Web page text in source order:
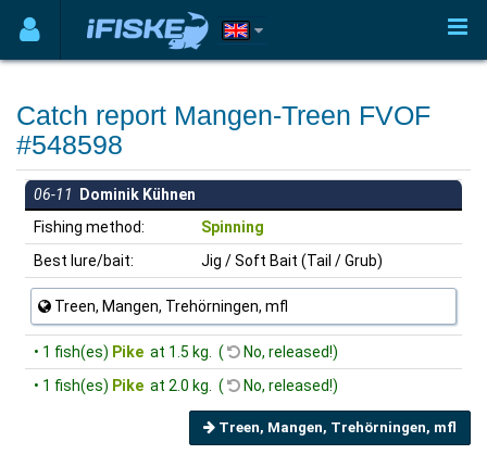
Catch report Mangen-Treen FVOF
#548598
06-11
Dominik Kühnen
Fishing method:
Spinning
Best lure/bait:
Jig / Soft Bait (Tail / Grub)
Treen, Mangen, Trehörningen, mfl
• 1 fish(es) Pike at 1.5 kg. (
No, released!)
• 1 fish(es) Pike at 2.0 kg. ( No, released!)
Treen, Mangen, Trehörningen, mfl